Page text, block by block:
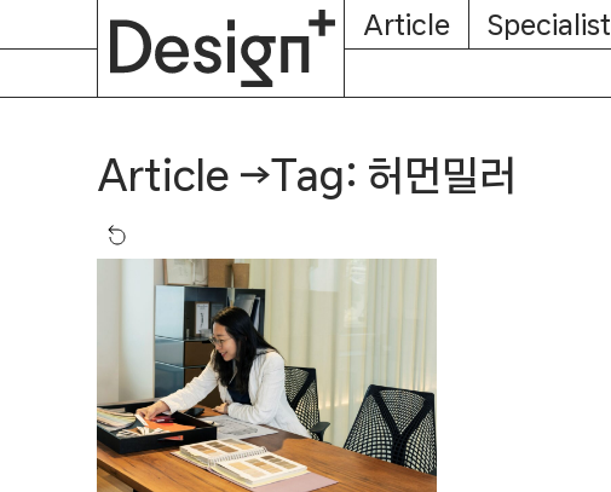
Article Specialist
Article →Tag: 허먼밀러
About
Subscription
Magazine